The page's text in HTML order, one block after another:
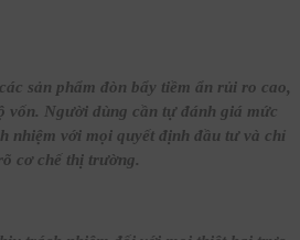
sản phẩm đòn bẩy tiềm ẩn rủi ro cao,
vốn. Người dùng cần tự đánh giá mức
nhiệm với mọi quyết định đầu tư và chỉ
cơ chế thị trường.